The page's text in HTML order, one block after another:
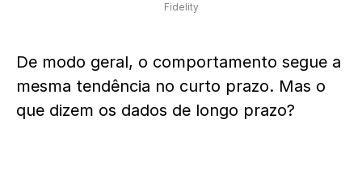
Fidelity
De modo geral, o comportamento segue a
mesma tendência no curto prazo. Mas o
que dizem os dados de longo prazo?